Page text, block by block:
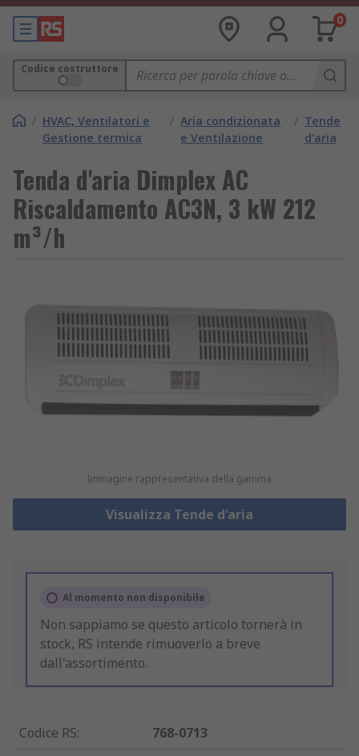
0
Codice costruttore
/ HVAC, Ventilatori e
Gestione termica
/ Aria condizionata
e Ventilazione
/ Tende
d'aria
Tenda d'aria Dimplex AC
Riscaldamento AC3N, 3 kW 212
m³/h
Immagine rappresentativa della gamma
Visualizza Tende d'aria
Al momento non disponibile
Non sappiamo se questo articolo tornerà in
stock, RS intende rimuoverlo a breve
dall'assortimento.
Codice RS:
768-0713